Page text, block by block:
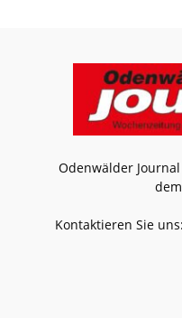
Odenwälder
Kontaktieren Sie uns: